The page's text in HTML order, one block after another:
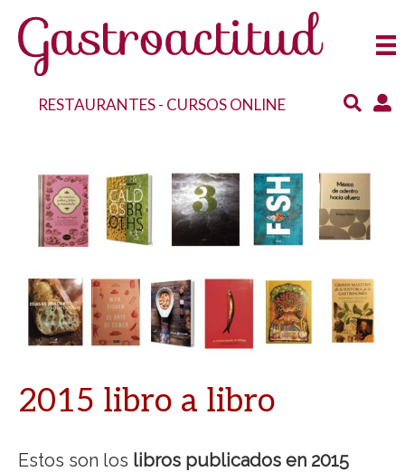
RESTAURANTES- CURSOS ONLINE
2015 libro a libro
Estos son los libros publicados en 2015